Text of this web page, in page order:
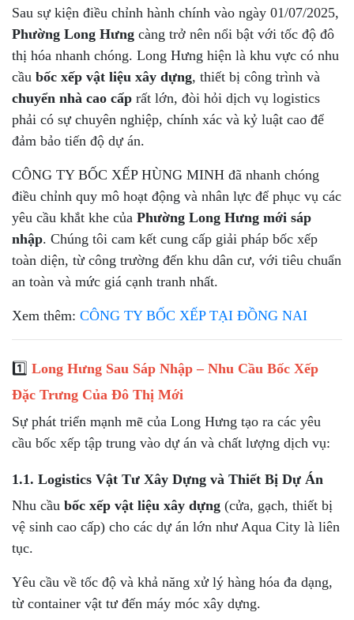
Sau sự kiện điều chỉnh hành chính vào ngày 01/07/2025,
Phường Long Hưng càng trở nên nổi bật với tốc độ đô
thị hóa nhanh chóng. Long Hưng hiện là khu vực có nhu
cầu bốc xếp vật liệu xây dựng, thiết bị công trình và
chuyển nhà cao cấp rất lớn, đòi hỏi dịch vụ logistics
phải có sự chuyên nghiệp, chính xác và kỷ luật cao để
đảm bảo tiến độ dự án.
CÔNG TY BỐC XẾP HÙNG MINH đã nhanh chóng
điều chỉnh quy mô hoạt động và nhân lực để phục vụ các
yêu cầu khắt khe của Phường Long Hưng mới sáp
nhập. Chúng tôi cam kết cung cấp giải pháp bốc xếp
toàn diện, từ công trường đến khu dân cư, với tiêu chuẩn
an toàn và mức giá cạnh tranh nhất.
Xem thêm: CÔNG TY BỐC XẾP TẠI ĐỒNG NAI
1️⃣ Long Hưng Sau Sáp Nhập – Nhu Cầu Bốc Xếp
Đặc Trưng Của Đô Thị Mới
Sự phát triển mạnh mẽ của Long Hưng tạo ra các yêu
cầu bốc xếp tập trung vào dự án và chất lượng dịch vụ:
1.1. Logistics Vật Tư Xây Dựng và Thiết Bị Dự Án
Nhu cầu bốc xếp vật liệu xây dựng (cửa, gạch, thiết bị
vệ sinh cao cấp) cho các dự án lớn như Aqua City là liên
tục.
Yêu cầu về tốc độ và khả năng xử lý hàng hóa đa dạng,
từ container vật tư đến máy móc xây dựng.